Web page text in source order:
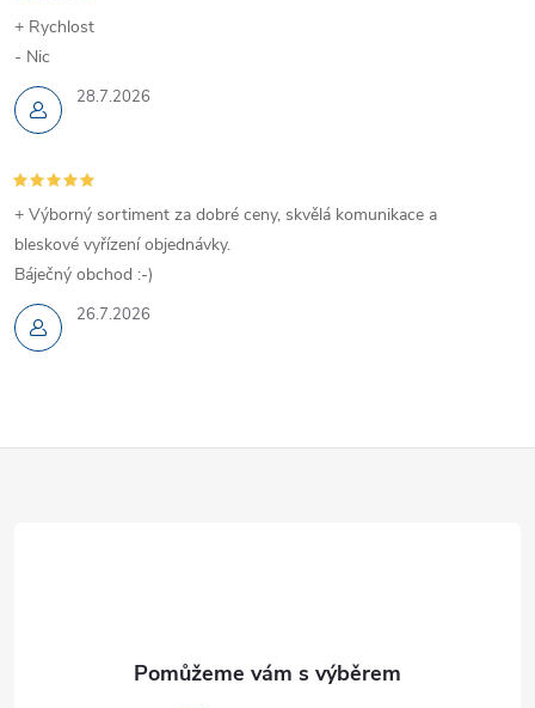
28.7.2026
+ Rychlost
- Nic
26.7.2026
+ Výborný sortiment za dobré ceny, skvělá komunikace a
bleskové vyřízení objednávky.
Báječný obchod :-)